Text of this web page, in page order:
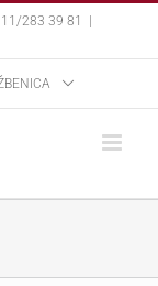
283 39 81